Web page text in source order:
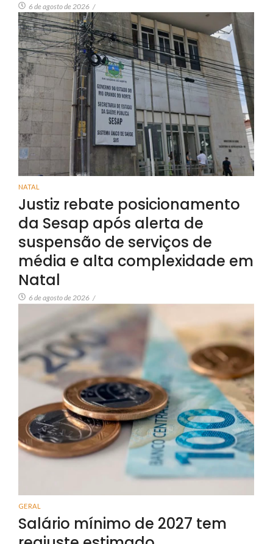
6 de agosto de 2026 /
NATAL
Justiz rebate posicionamento
da Sesap após alerta de
suspensão de serviços de
média e alta complexidade em
Natal
6 de agosto de 2026 /
GERAL
Salário mínimo de 2027 tem